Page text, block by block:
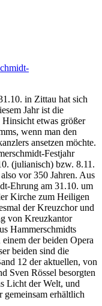
in Zittau hat sich
Jahr ist die
etwas größer
wenn man den
ansetzen möchte.
Festjahr
(julianisch) bzw. 8.11.
vor 350 Jahren. Aus
Ehrung am 31.10. um
Kirche zum Heiligen
der Kreuzchor und
von Kreuzkantor
Hammerschmidts
der beiden Opera
beiden sind die
12 der aktuellen, von
Sven Rössel besorgten
Licht der Welt, und
erhältlich